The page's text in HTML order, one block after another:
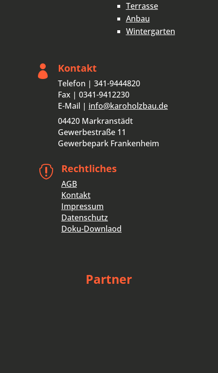
Terrasse
Anbau
Wintergarten
 Kontakt
Telefon | 341-9444820
Fax | 0341-9412230
E-Mail | info@karoholzbau.de
04420 Markranstädt
Gewerbestraße 11
Gewerbepark Frankenheim
 Rechtliches
AGB
Kontakt
Impressum
Datenschutz
Doku-Downlaod
Partner